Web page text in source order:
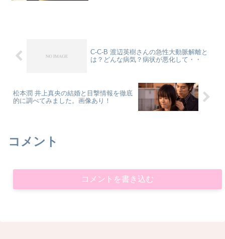
C-C-B 渡辺英樹さんの急性大動脈解離と
は？どんな病気？病状が悪化して・・
松本潤 井上真央の結婚と目撃情報を徹底
的に調べてみました。画像あり！
コメント
コメントを書き込む